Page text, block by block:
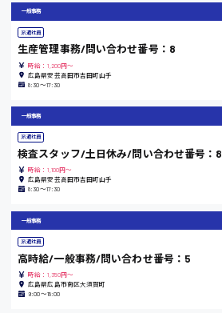
熊本県
東京都
島根県
時給1200円〜
一般事務
派遣社員
生産管理事務/問い合わせ番号：8
時給：1,200円～
広島県安芸高田市吉田町山手
8:30〜17:30
一般事務
派遣社員
検査スタッフ/土日休み/問い合わせ番号：8
時給：1,100円～
広島県安芸高田市吉田町山手
8:30〜17:30
一般事務
派遣社員
高時給/一般事務/問い合わせ番号：5
時給：1,350円～
広島県広島市南区大須賀町
9:00〜18:00